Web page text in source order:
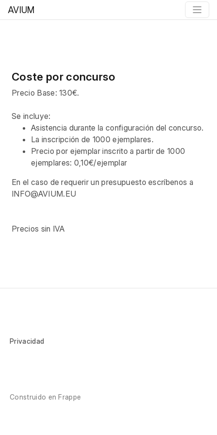
AVIUM
Coste por concurso
Precio Base: 130€.
Se incluye:
Asistencia durante la configuración del concurso.
La inscripción de 1000 ejemplares.
Precio por ejemplar inscrito a partir de 1000
ejemplares: 0,10€/ejemplar
En el caso de requerir un presupuesto escríbenos a
INFO@AVIUM.EU
Precios sin IVA
Privacidad
Construido enFrappe